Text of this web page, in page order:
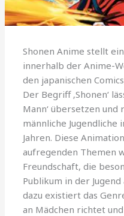
Shonen Anime stellt
innerhalb der Anime-
den japanischen
Der Begriff ‚Shonen‘
Mann‘ übersetzen und
männliche Jugendliche
Jahren. Diese
aufregenden Themen
Freundschaft, die
Publikum in der
dazu existiert das
an Mädchen richtet